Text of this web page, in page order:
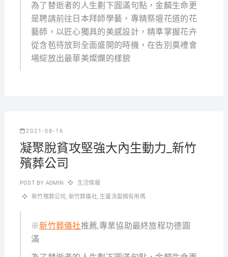
為了替逝者的人生劃下圓滿句點，金麟生命更
是聘請前往日本拜師學藝，專精祭壇花道的花
藝師，以匠心獨具的美感設計，精準掌握花卉
從含苞待放到全面盛開的時機，在告別奠禮會
場綻放出最華美燦爛的樣貌
2021-08-16
凝聚脫貧攻堅強大內生動力_新竹
殯葬公司
POST BY ADMIN 生活情報
新竹殯葬公司, 新竹葬儀社, 生薑洗髮精有用嗎
※新竹葬儀社推薦,專業協助最終旅程功德圓
滿